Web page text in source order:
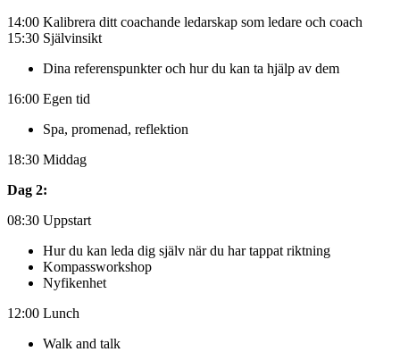
14:00 Kalibrera ditt coachande ledarskap som ledare och coach
15:30 Självinsikt
Dina referenspunkter och hur du kan ta hjälp av dem
16:00 Egen tid
Spa, promenad, reflektion
18:30 Middag
Dag 2:
08:30 Uppstart
Hur du kan leda dig själv när du har tappat riktning
Kompassworkshop
Nyfikenhet
12:00 Lunch
Walk and talk